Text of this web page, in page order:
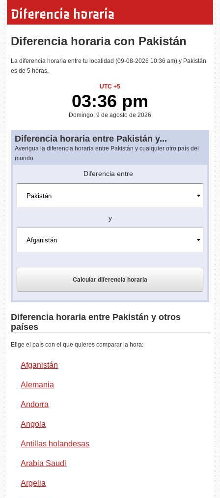
Diferencia horaria
Diferencia horaria con Pakistán
La diferencia horaria entre tu localidad (09-08-2026 10:36 am) y Pakistán
es de 5 horas.
UTC +5
03:36 pm
Domingo, 9 de agosto de 2026
Diferencia horaria entre Pakistán y...
Averigua la diferencia horaria entre Pakistán y cualquier otro país del
mundo
Diferencia entre
y
Diferencia horaria entre Pakistán y otros
países
Elige el país con el que quieres comparar la hora:
Afganistán
Alemania
Andorra
Angola
Antillas holandesas
Arabia Saudi
Argelia